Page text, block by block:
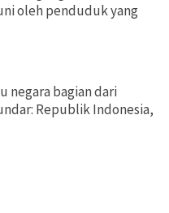
oleh penduduk yang
negara bagian dari
Republik Indonesia,